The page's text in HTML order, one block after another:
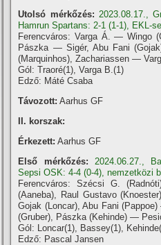
Utolsó mérkőzés: 2023.08.17.,
Hamrun Spartans: 2-1 (1-1), EKL-
Ferencváros: Varga Á. — Wingo
Pászka — Sigér, Abu Fani
(Marquinhos), Zachariassen —
Gól: Traoré(1), Varga B.(1)
Edző: Máté Csaba
Távozott: Aarhus GF
II. korszak:
Érkezett: Aarhus GF
Első mérkőzés:
2024.06.27.,
Sepsi OSK: 4-4 (0-4), nemzetközi
Ferencváros: Szécsi G.
(Aaneba), Raul Gustavo
Gojak (Loncar), Abu Fani
(Gruber), Pászka (Kehinde) —
Gól: Loncar(1), Bassey(1),
Edző: Pascal Jansen